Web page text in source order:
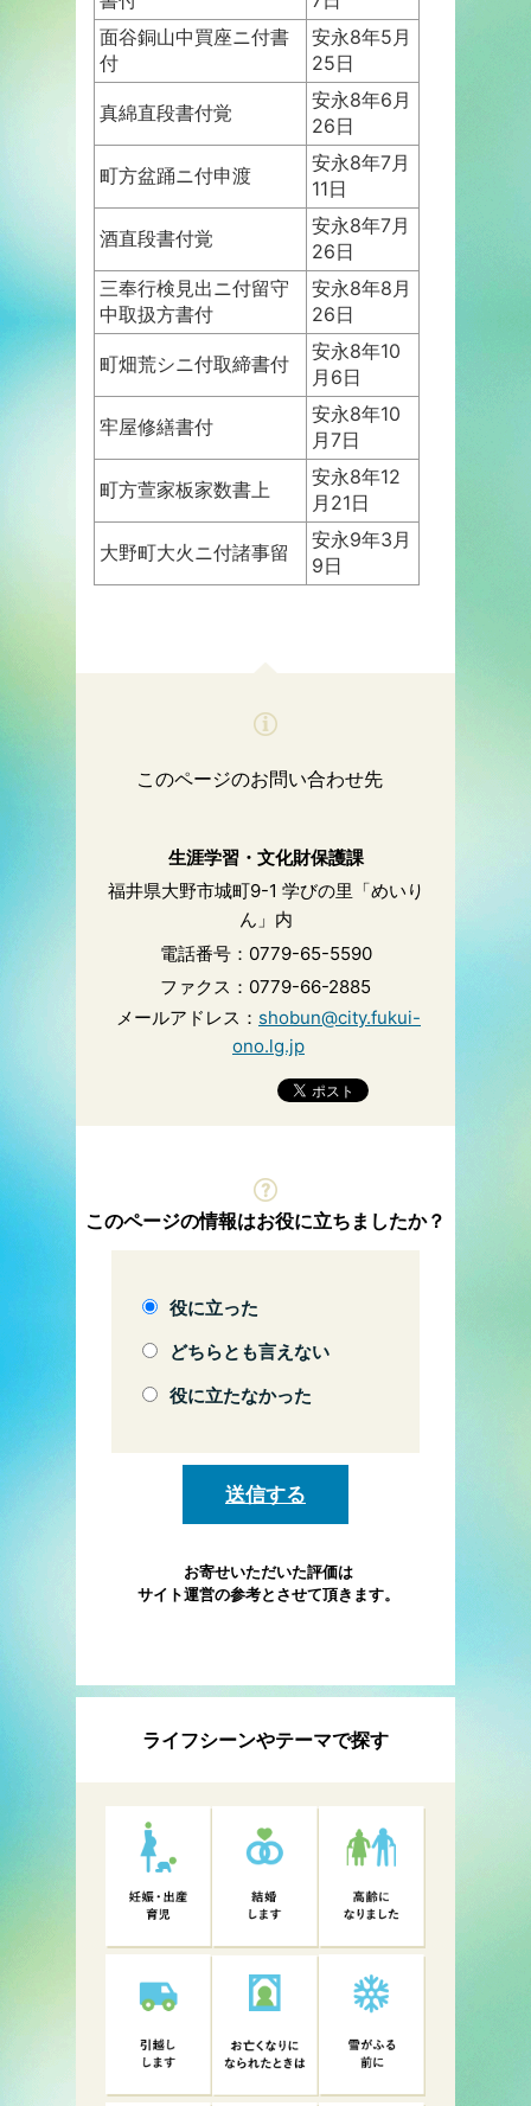
面谷銅山中買座ニ付書
付
安永8年5月
25日
真綿直段書付覚
安永8年6月
26日
町方盆踊ニ付申渡
安永8年7月
11日
酒直段書付覚
安永8年7月
26日
三奉行検見出ニ付留守
中取扱方書付
安永8年8月
26日
町畑荒シニ付取締書付
安永8年10
月6日
牢屋修繕書付
安永8年10
月7日
町方萱家板家数書上
安永8年12
月21日
大野町大火ニ付諸事留
安永9年3月
9日
このページのお問い合わせ先
生涯学習・文化財保護課
福井県大野市城町9-1 学びの里「めいり
ん」内
電話番号：0779-65-5590
ファクス：0779-66-2885
メールアドレス： shobun@city.fukui-
ono.lg.jp
このページの情報はお役に立ちましたか？
役に立った
どちらとも言えない
役に立たなかった
お寄せいただいた評価は
サイト運営の参考とさせて頂きます。
ライフシーンやテーマで探す